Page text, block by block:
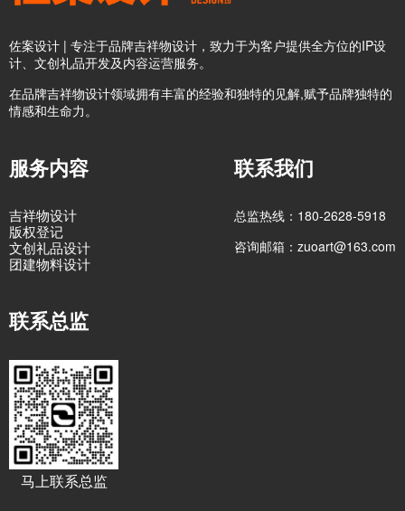
佐案设计 | 专注于品牌吉祥物设计，致力于为客户提供全方位的IP设
计、文创礼品开发及内容运营服务。
在品牌吉祥物设计领域拥有丰富的经验和独特的见解,赋予品牌独特的
情感和生命力。
服务内容
吉祥物设计
版权登记
文创礼品设计
团建物料设计
联系我们
总监热线：180-2628-5918
咨询邮箱：zuoart@163.com
联系总监
马上联系总监